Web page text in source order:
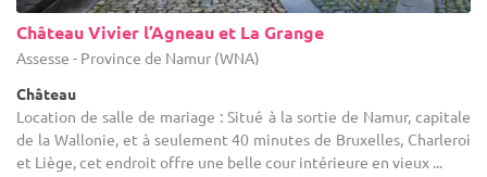
Château Vivier l’Agneau et La Grange
Assesse - Province de Namur (WNA)
Château
Location de salle de mariage : Situé à la sortie de Namur, capitale
de la Wallonie, et à seulement 40 minutes de Bruxelles, Charleroi
et Liège, cet endroit offre une belle cour intérieure en vieux ...